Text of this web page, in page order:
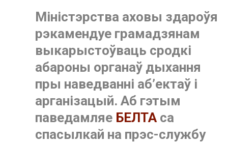
Міністэрства аховы здароўя
рэкамендуе грамадзянам
выкарыстоўваць сродкі
абароны органаў дыхання
пры наведванні аб’ектаў і
арганізацый. Аб гэтым
паведамляе БЕЛТАса
спасылкай на прэс-службу